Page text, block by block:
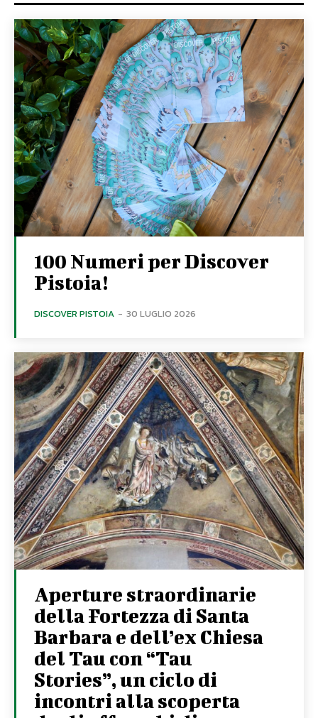
100 Numeri per Discover
Pistoia!
DISCOVER PISTOIA - 30 LUGLIO 2026
Aperture straordinarie
della Fortezza di Santa
Barbara e dell’ex Chiesa
del Tau con “Tau
Stories”, un ciclo di
incontri alla scoperta